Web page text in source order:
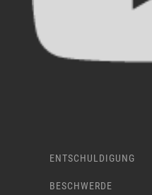
ENTSCHULDIGUNG
BESCHWERDE